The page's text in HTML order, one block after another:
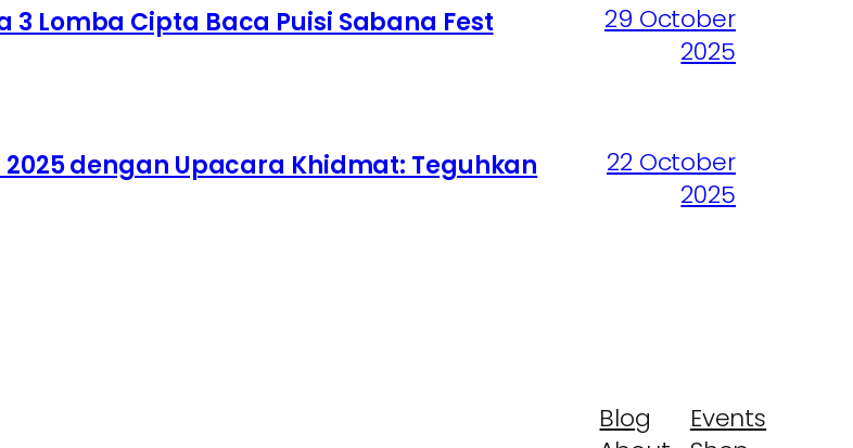
3 Lomba Cipta Baca Puisi Sabana Fest
29 October
2025
2025 dengan Upacara Khidmat: Teguhkan
22 October
2025
Blog
Events